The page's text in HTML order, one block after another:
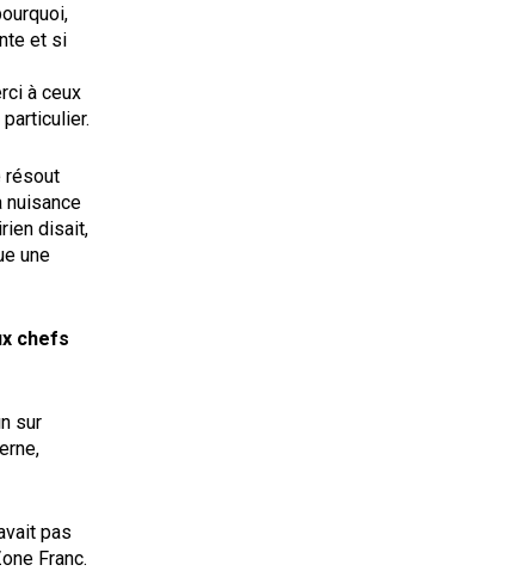
et si
à ceux
résout
nuisance
disait,
une
chefs
sur
pas
Franc.